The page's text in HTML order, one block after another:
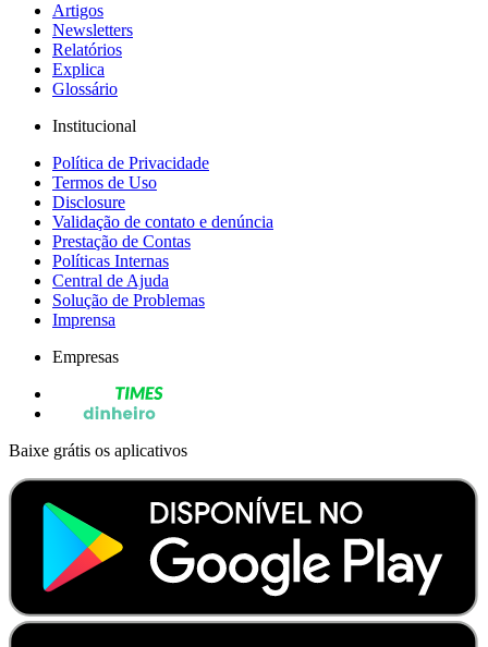
Artigos
Newsletters
Relatórios
Explica
Glossário
Institucional
Política de Privacidade
Termos de Uso
Disclosure
Validação de contato e denúncia
Prestação de Contas
Políticas Internas
Central de Ajuda
Solução de Problemas
Imprensa
Empresas
Baixe grátis os aplicativos